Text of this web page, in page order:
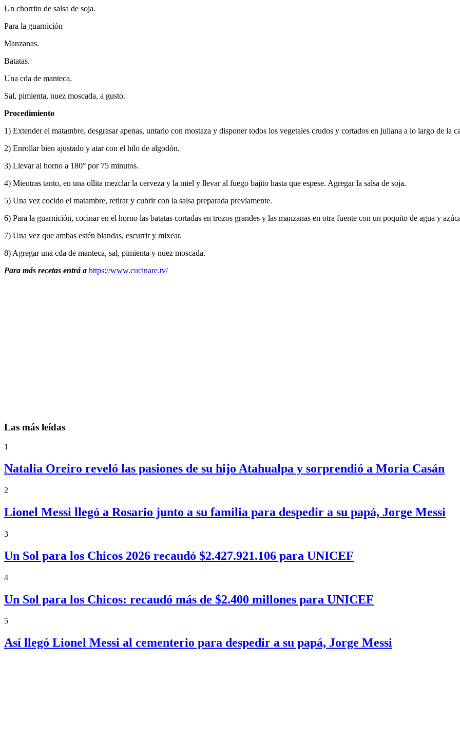
Un chorrito de salsa de soja.
Para la guarnición
Manzanas.
Batatas.
Una cda de manteca.
Sal, pimienta, nuez moscada, a gusto.
Procedimiento
1) Extender el matambre, desgrasar apenas, untarlo con mostaza y disponer todos los vegetales crudos y cortados en juliana a lo largo de la
2) Enrollar bien ajustado y atar con el hilo de algodón.
3) Llevar al horno a 180° por 75 minutos.
4) Mientras tanto, en una ollita mezclar la cerveza y la miel y llevar al fuego bajito hasta que espese. Agregar la salsa de soja.
5) Una vez cocido el matambre, retirar y cubrir con la salsa preparada previamente.
6) Para la guarnición, cocinar en el horno las batatas cortadas en trozos grandes y las manzanas en otra fuente con un poquito de agua y
7) Una vez que ambas estén blandas, escurrir y mixear.
8) Agregar una cda de manteca, sal, pimienta y nuez moscada.
Para más recetas entrá a https://www.cucinare.tv/
Las más leídas
1
Natalia Oreiro reveló las pasiones de su hijo Atahualpa y sorprendió a Moria Casán
2
Lionel Messi llegó a Rosario junto a su familia para despedir a su papá, Jorge Messi
3
Un Sol para los Chicos 2026 recaudó $2.427.921.106 para UNICEF
4
Un Sol para los Chicos: recaudó más de $2.400 millones para UNICEF
5
Así llegó Lionel Messi al cementerio para despedir a su papá, Jorge Messi